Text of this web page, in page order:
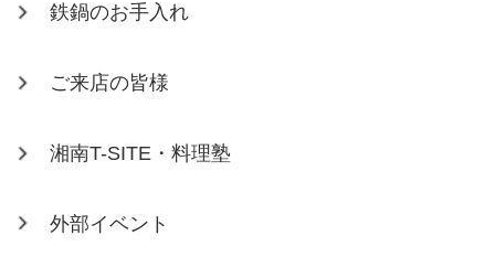
鉄鍋のお手入れ
ご来店の皆様
湘南T-SITE・料理塾
外部イベント